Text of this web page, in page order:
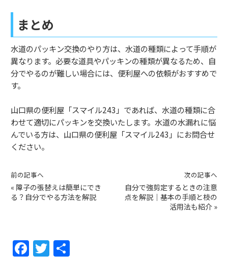
まとめ
水道のパッキン交換のやり方は、水道の種類によって手順が
異なります。必要な道具やパッキンの種類が異なるため、自
分でやるのが難しい場合には、便利屋への依頼がおすすめで
す。
山口県の便利屋「スマイル243」であれば、水道の種類に合
わせて適切にパッキンを交換いたします。水道の水漏れに悩
んでいる方は、山口県の便利屋「スマイル243」にお問合せ
ください。
前の記事へ
« 障子の張替えは簡単にでき
る？自分でやる方法を解説
次の記事へ
自分で強剪定するときの注意
点を解説｜基本の手順と枝の
活用法も紹介 »
F T